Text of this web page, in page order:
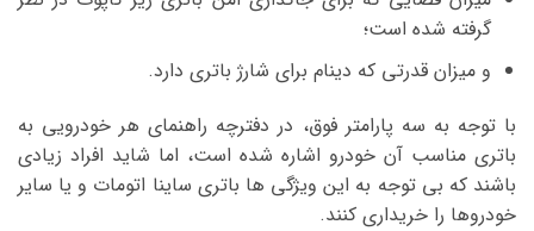
گرفته شده است؛
و میزان قدرتی که دینام برای شارژ باتری دارد.
با توجه به سه پارامتر فوق، در دفترچه راهنمای هر خودرویی به
باتری مناسب آن خودرو اشاره شده است، اما شاید افراد زیادی
باشند که بی توجه به این ویژگی ها باتری ساینا اتومات و یا سایر
خودروها را خریداری کنند.